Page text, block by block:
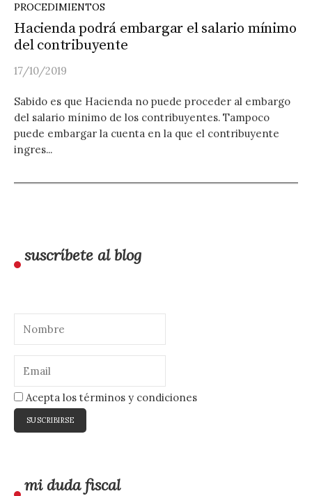
PROCEDIMIENTOS
Hacienda podrá embargar el salario mínimo
del contribuyente
17/10/2019
Sabido es que Hacienda no puede proceder al embargo
del salario mínimo de los contribuyentes. Tampoco
puede embargar la cuenta en la que el contribuyente
ingres...
suscríbete al blog
Acepta los términos y condiciones
mi duda fiscal